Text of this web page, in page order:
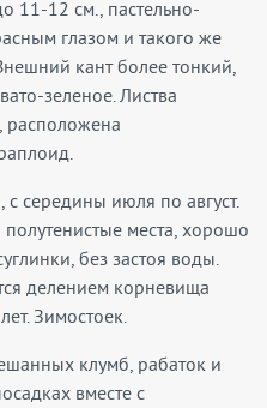
11-12 см., пастельно-
глазом и такого же
кант более тонкий,
зеленое. Листва
расположена
середины июля по август.
места, хорошо
без застоя воды.
делением корневища
Зимостоек.
клумб, рабаток и
вместе с